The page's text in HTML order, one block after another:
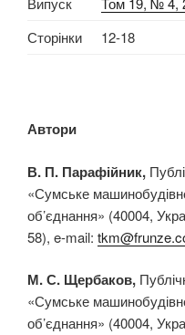
Сторінки
12-18
Автори
В. П. Парафійник,
«Сумське
об’єднання» (40004,
58), e-mail:
М. С. Щербаков,
«Сумське
об’єднання» (40004,